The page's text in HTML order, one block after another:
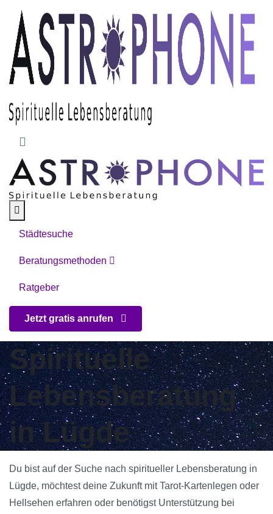
Skip to main content
Städtesuche
Beratungsmethoden
Ratgeber
Jetzt gratis anrufen
Spirituelle
Lebensberatung
in Lügde
Du bist auf der Suche nach spiritueller Lebensberatung in
Lügde, möchtest deine Zukunft mit Tarot-Kartenlegen oder
Hellsehen erfahren oder benötigst Unterstützung bei